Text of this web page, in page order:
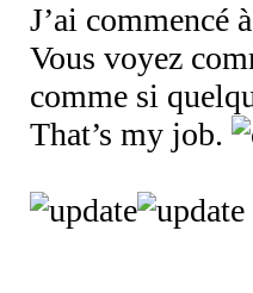
J’ai commencé
Vous voyez
comme si
That’s my job.